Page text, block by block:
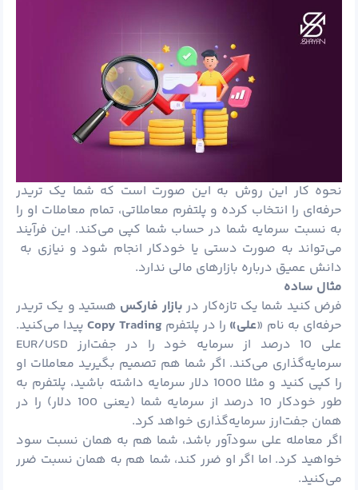
نحوه کار این روش به این صورت است که شما یک تریدر
حرفه‌ای را انتخاب کرده و پلتفرم معاملاتی، تمام معاملات او را
به نسبت سرمایه شما در حساب شما کپی می‌کند. این فرآیند
می‌تواند به صورت دستی یا خودکار انجام شود و نیازی به
دانش عمیق درباره بازارهای مالی ندارد.
مثال ساده
فرض کنید شما یک تازه‌کار در بازار فارکس هستید و یک تریدر
حرفه‌ای به نام «علی» را در پلتفرم
پیدا می‌کنید.
علی 10 درصد از سرمایه خود را در جفت‌ارز EUR/USD
سرمایه‌گذاری می‌کند. اگر شما هم تصمیم بگیرید معاملات او
را کپی کنید و مثلا 1000
دلار سرمایه داشته باشید، پلتفرم به
طور خودکار 10 درصد از سرمایه شما (یعنی 100 دلار) را در
همان جفت‌ارز سرمایه‌گذاری خواهد کرد.
اگر معامله علی سودآور باشد، شما هم به همان نسبت سود
خواهید کرد. اما اگر او ضرر کند، شما هم به همان نسبت ضرر
می‌کنید.